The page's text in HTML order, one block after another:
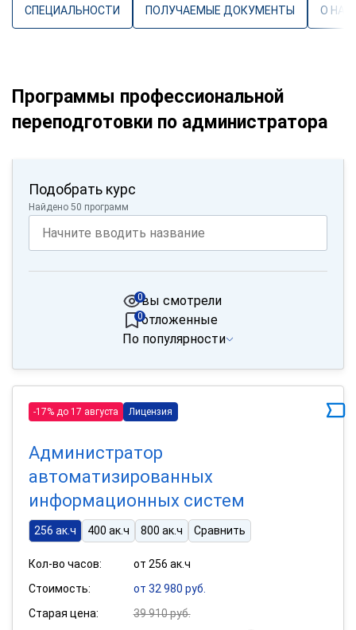
СПЕЦИАЛЬНОСТИ ПОЛУЧАЕМЫЕ ДОКУМЕНТЫ О
Программы профессиональной
переподготовки по администратора
Подобрать курс
Найдено 50 программ
вы смотрели
0
отложенные
0
По популярности
-17% до 17 августа Лицензия
Администратор
автоматизированных
информационных систем
256 ак.ч 400 ак.ч 800 ак.ч Сравнить
Кол-во часов:
от 256 ак.ч
Стоимость:
от 32 980 руб.
Старая цена:
39 910 руб.